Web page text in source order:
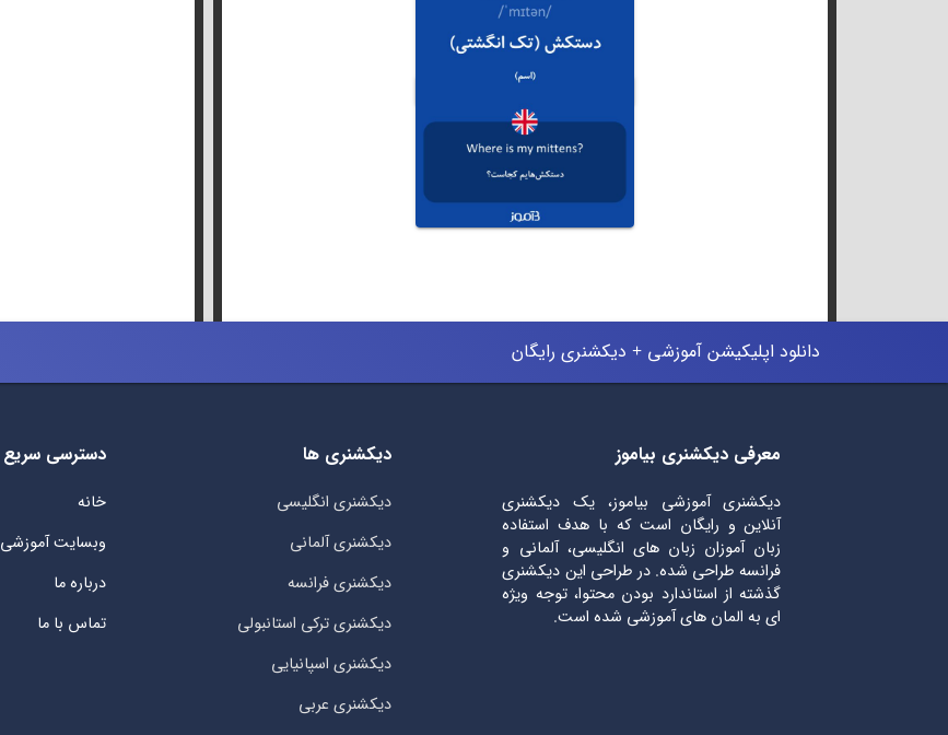
دانلود اپلیکیشن آموزشی + دیکشنری رایگان
معرفی دیکشنری بیاموز
دیکشنری آموزشی بیاموز، یک دیکشنری
آنلاین و رایگان است که با هدف استفاده
زبان آموزان زبان های انگلیسی، آلمانی و
فرانسه طراحی شده. در طراحی این دیکشنری
گذشته از استاندارد بودن محتوا، توجه ویژه
ای به المان های آموزشی شده است.
دیکشنری ها
دیکشنری انگلیسی
دیکشنری آلمانی
دیکشنری فرانسه
دیکشنری ترکی استانبولی
دیکشنری اسپانیایی
دیکشنری عربی
دسترسی سریع
خانه
وبسایت آموزشی
درباره ما
تماس با ما